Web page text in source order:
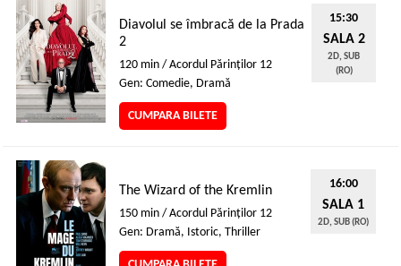
Diavolul se îmbracă de la Prada
2
120 min / Acordul Părinţilor 12
Gen: Comedie, Dramă
CUMPARA BILETE
15:30
SALA 2
2D, SUB
(RO)
The Wizard of the Kremlin
150 min / Acordul Părinţilor 12
Gen: Dramă, Istoric, Thriller
16:00
SALA 1
2D, SUB (RO)